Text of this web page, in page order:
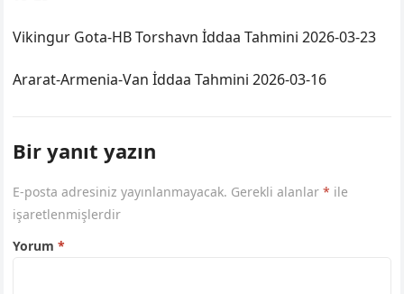
Vikingur Gota-HB Torshavn İddaa Tahmini 2026-03-23
Ararat-Armenia-Van İddaa Tahmini 2026-03-16
Bir yanıt yazın
E-posta adresiniz yayınlanmayacak. Gerekli alanlar* ile
işaretlenmişlerdir
Yorum*